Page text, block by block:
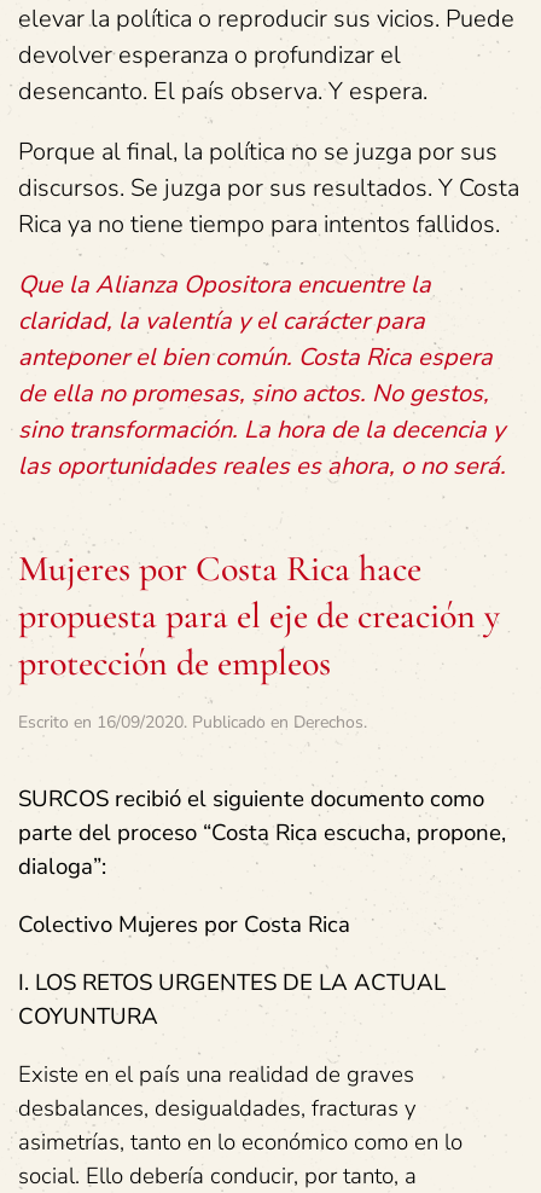
elevar la política o reproducir sus vicios. Puede
devolver esperanza o profundizar el
desencanto. El país observa. Y espera.
Porque al final, la política no se juzga por sus
discursos. Se juzga por sus resultados. Y Costa
Rica ya no tiene tiempo para intentos fallidos.
Que la Alianza Opositora encuentre la
claridad, la valentía y el carácter para
anteponer el bien común. Costa Rica espera
de ella no promesas, sino actos. No gestos,
sino transformación. La hora de la decencia y
las oportunidades reales es ahora, o no será.
Mujeres por Costa Rica hace
propuesta para el eje de creación y
protección de empleos
Escrito en 16/09/2020. Publicado en Derechos.
SURCOS recibió el siguiente documento como
parte del proceso “Costa Rica escucha, propone,
dialoga”:
Colectivo Mujeres por Costa Rica
I. LOS RETOS URGENTES DE LA ACTUAL
COYUNTURA
Existe en el país una realidad de graves
desbalances, desigualdades, fracturas y
asimetrías, tanto en lo económico como en lo
social. Ello debería conducir, por tanto, a